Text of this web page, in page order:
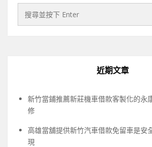
近期文章
新竹當鋪推薦新莊機車借款客製化的永
修
高雄當舖提供新竹汽車借款免留車是安
現